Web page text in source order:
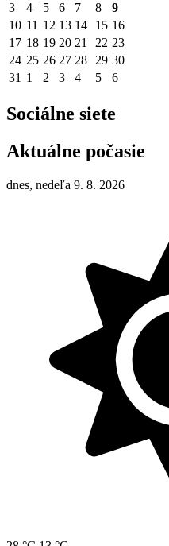
3
4 5 6 7 8
9
10 11 12 13 14 15 16
17 18 19 20 21 22 23
24 25 26 27 28 29 30
31 1 2 3 4 5 6
Sociálne siete
Aktuálne počasie
dnes, nedeľa 9. 8. 2026